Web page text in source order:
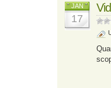
JAN
17